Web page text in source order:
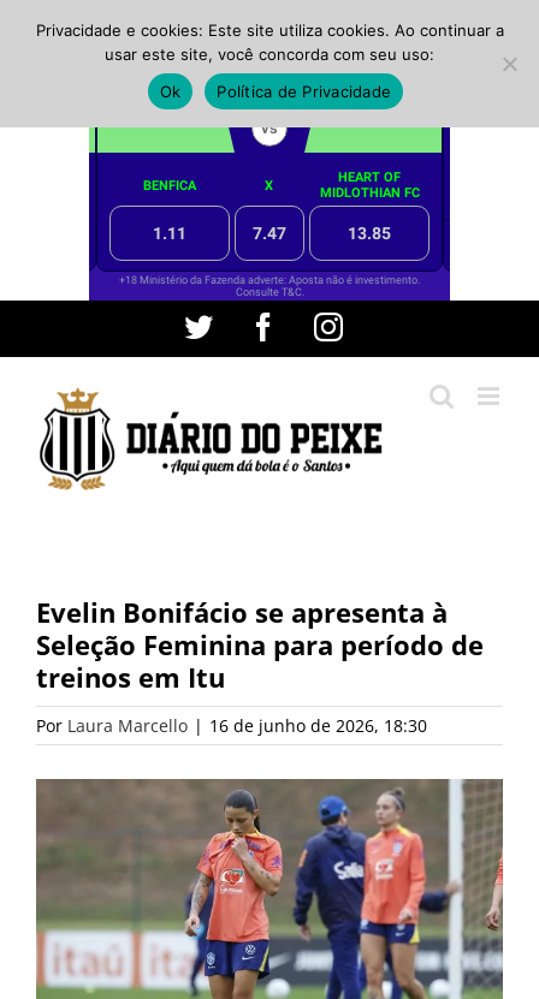
conteúdo
Twitter FacebookInstagram
Evelin Bonifácio se apresenta à
Seleção Feminina para período de
treinos em Itu
Por Laura Marcello | 16 de junho de 2026, 18:30
Privacidade e cookies: Este site utiliza cookies. Ao continuar a
usar este site, você concorda com seu uso:
Ok
Política de Privacidade